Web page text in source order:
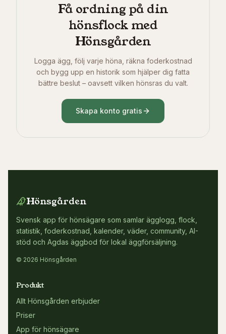
Få ordning på din
hönsflock med
Hönsgården
Logga ägg, följ varje höna, räkna foderkostnad
och bygg upp en historik som hjälper dig fatta
bättre beslut – oavsett vilken hönsras du valt.
Skapa konto gratis
Hönsgården
Svensk app för hönsägare som samlar ägglogg, flock,
statistik, foderkostnad, kalender, väder, community, AI-
stöd och Agdas äggbod för lokal äggförsäljning.
© 2026 Hönsgården
Produkt
Allt Hönsgården erbjuder
Priser
App för hönsägare